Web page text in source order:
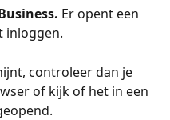
Er opent een
inloggen.
controleer dan je
of kijk of het in een